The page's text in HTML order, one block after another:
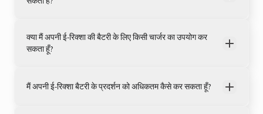
क्या मैं अपनी ई-रिक्शा की बैटरी के लिए किसी चार्जर का उपयोग कर
सकता हूँ?
मैं अपनी ई-रिक्शा बैटरी के प्रदर्शन को अधिकतम कैसे कर सकता हूँ?